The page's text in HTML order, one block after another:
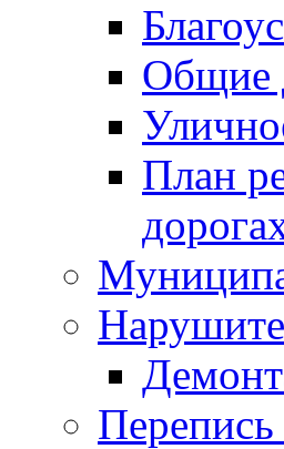
Общие
План
Перепись